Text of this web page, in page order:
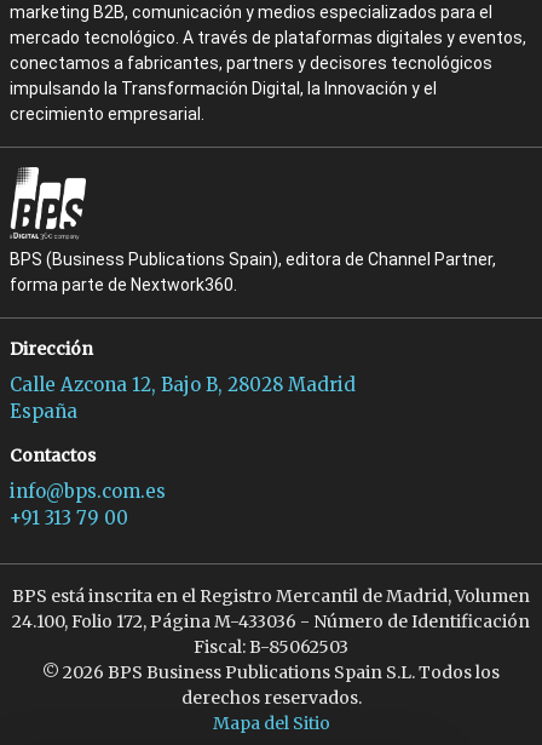
marketing B2B, comunicación y medios especializados para el
mercado tecnológico. A través de plataformas digitales y eventos,
conectamos a fabricantes, partners y decisores tecnológicos
impulsando la Transformación Digital, la Innovación y el
crecimiento empresarial.
BPS (Business Publications Spain), editora de Channel Partner,
forma parte de Nextwork360.
Dirección
Calle Azcona 12, Bajo B, 28028 Madrid
España
Contactos
info@bps.com.es
+91 313 79 00
BPS está inscrita en el Registro Mercantil de Madrid, Volumen
24.100, Folio 172, Página M-433036 - Número de Identificación
Fiscal: B-85062503
© 2026 BPS Business Publications Spain S.L. Todos los
derechos reservados.
Mapa del Sitio